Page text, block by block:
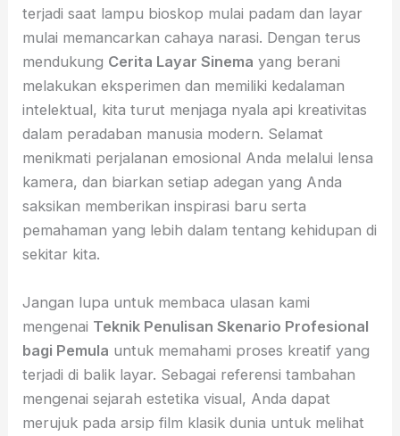
terjadi saat lampu bioskop mulai padam dan layar
mulai memancarkan cahaya narasi. Dengan terus
mendukung Cerita Layar Sinema yang berani
melakukan eksperimen dan memiliki kedalaman
intelektual, kita turut menjaga nyala api kreativitas
dalam peradaban manusia modern. Selamat
menikmati perjalanan emosional Anda melalui lensa
kamera, dan biarkan setiap adegan yang Anda
saksikan memberikan inspirasi baru serta
pemahaman yang lebih dalam tentang kehidupan di
sekitar kita.
Jangan lupa untuk membaca ulasan kami
mengenai Teknik Penulisan Skenario Profesional
bagi Pemula untuk memahami proses kreatif yang
terjadi di balik layar. Sebagai referensi tambahan
mengenai sejarah estetika visual, Anda dapat
merujuk pada arsip film klasik dunia untuk melihat